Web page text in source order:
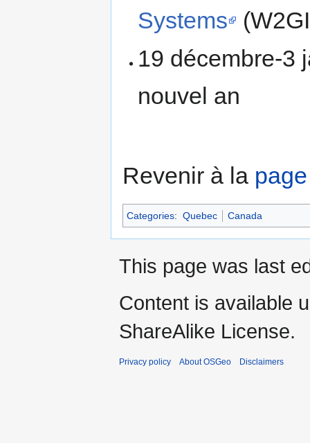
Systems
19 décembre-3
nouvel an
Revenir à la
Categories: Quebec Canada
This page was last
Content is available
ShareAlike License.
Privacy policy About OSGeo Disclaimers